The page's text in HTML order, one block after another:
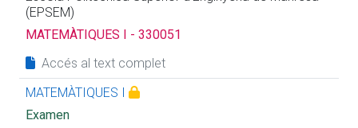
(EPSEM)
MATEMÀTIQUES I - 330051
Accés al text complet
MATEMÀTIQUES I
Examen